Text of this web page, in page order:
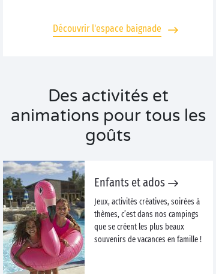
Découvrir l'espace baignade
Des activités et
animations pour tous les
goûts
Enfants et ados
Jeux, activités créatives, soirées à
thèmes, c’est dans nos campings
que se créent les plus beaux
souvenirs de vacances en famille !